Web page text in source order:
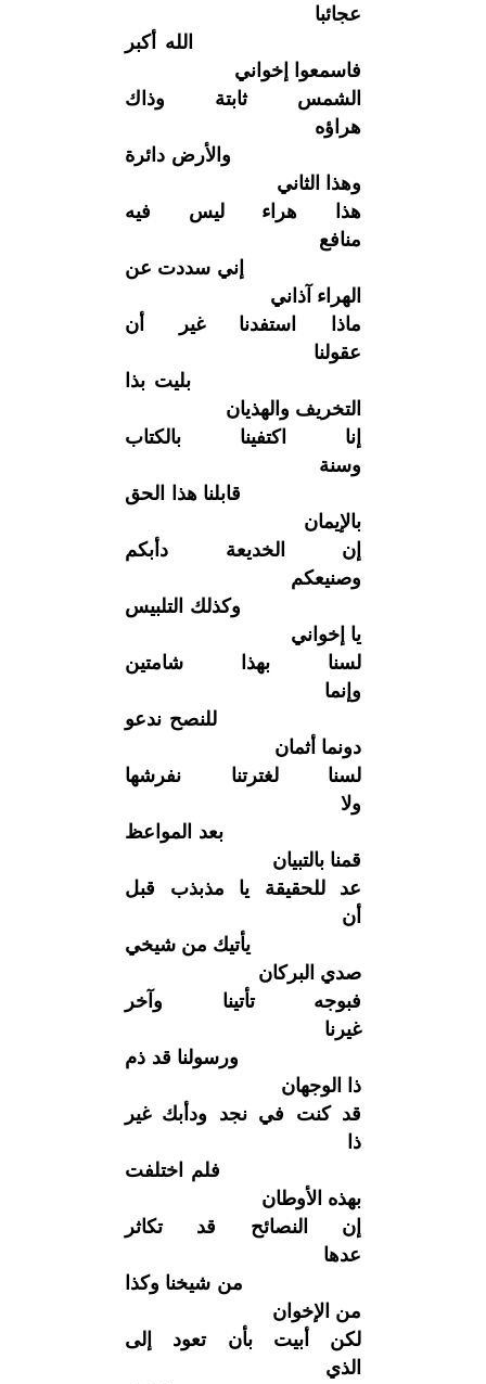
عجائبا
الله أكبر
فاسمعوا إخواني
الشمس ثابتة وذاك
هراؤه
والأرض دائرة
وهذا الثاني
هذا هراء ليس فيه
منافع
إني سددت عن
الهراء آذاني
ماذا استفدنا غير أن
عقولنا
بليت بذا
التخريف والهذيان
إنا اكتفينا بالكتاب
وسنة
قابلنا هذا الحق
بالإيمان
إن الخديعة دأبكم
وصنيعكم
وكذلك التلبيس
يا إخواني
لسنا بهذا شامتين
وإنما
للنصح ندعو
دونما أثمان
لسنا لغترتنا نفرشها
ولا
بعد المواعظ
قمنا بالتبيان
عد للحقيقة يا مذبذب قبل
أن
يأتيك من شيخي
صدي البركان
فبوجه تأتينا وآخر
غيرنا
ورسولنا قد ذم
ذا الوجهان
قد كنت في نجد ودأبك غير
ذا
فلم اختلفت
بهذه الأوطان
إن النصائح قد تكاثر
عدها
من شيخنا وكذا
من الإخوان
لكن أبيت بأن تعود إلى
الذي